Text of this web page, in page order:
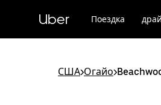
к
Uber Поездка
США>Огайо>